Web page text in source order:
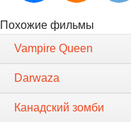
Похожие фильмы
Vampire Queen
Darwaza
Канадский зомби